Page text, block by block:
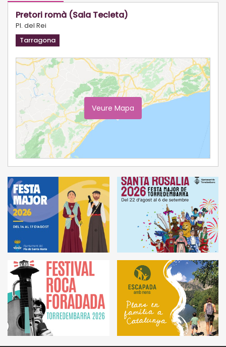
Pretori romà (Sala Tecleta)
Pl. del Rei
Tarragona
Veure Mapa